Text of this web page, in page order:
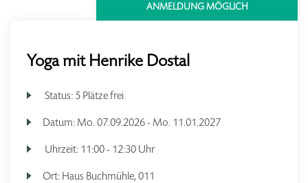
ANMELDUNG MÖGLICH
Yoga mit Henrike Dostal
Status: 5 Plätze frei
Datum: Mo. 07.09.2026 - Mo. 11.01.2027
Uhrzeit: 11:00 - 12:30 Uhr
Ort: Haus Buchmühle, 011